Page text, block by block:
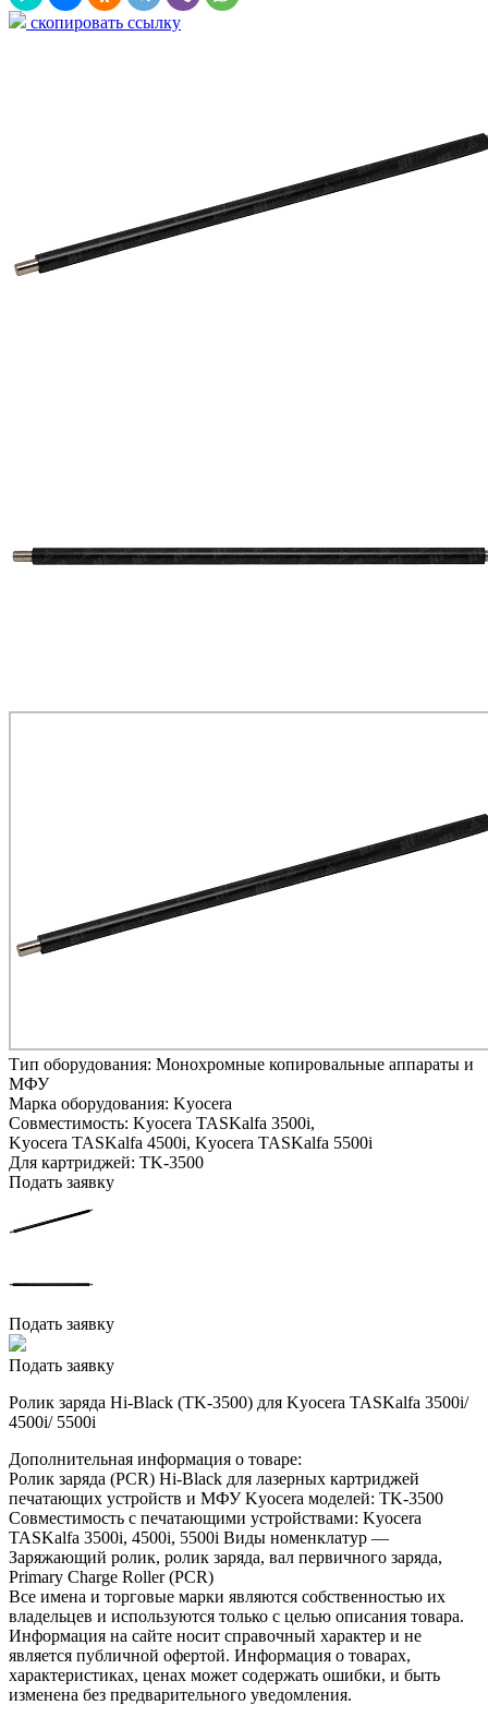
скопировать ссылку
Тип оборудования: Монохромные копировальные аппараты и
МФУ
Марка оборудования: Kyocera
Совместимость: Kyocera TASKalfa 3500i,
Kyocera TASKalfa 4500i, Kyocera TASKalfa 5500i
Для картриджей: TK-3500
Подать заявку
Подать заявку
Подать заявку
Ролик заряда Hi-Black (TK-3500) для Kyocera TASKalfa 3500i/
4500i/ 5500i
Дополнительная информация о товаре:
Ролик заряда (PCR) Hi-Black для лазерных картриджей
печатающих устройств и МФУ Kyocera моделей: TK-3500
Совместимость с печатающими устройствами: Kyocera
TASKalfa 3500i, 4500i, 5500i Виды номенклатур —
Заряжающий ролик, ролик заряда, вал первичного заряда,
Primary Charge Roller (PCR)
Все имена и торговые марки являются собственностью их
владельцев и используются только с целью описания товара.
Информация на сайте носит справочный характер и не
является публичной офертой. Информация о товарах,
характеристиках, ценах может содержать ошибки, и быть
изменена без предварительного уведомления.